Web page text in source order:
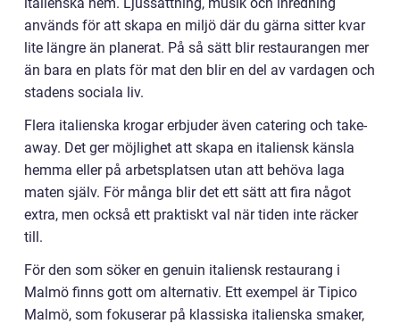
används för att skapa en miljö där du gärna sitter kvar
lite längre än planerat. På så sätt blir restaurangen mer
än bara en plats för mat den blir en del av vardagen och
stadens sociala liv.
Flera italienska krogar erbjuder även catering och take-
away. Det ger möjlighet att skapa en italiensk känsla
hemma eller på arbetsplatsen utan att behöva laga
maten själv. För många blir det ett sätt att fira något
extra, men också ett praktiskt val när tiden inte räcker
till.
För den som söker en genuin italiensk restaurang i
Malmö finns gott om alternativ. Ett exempel är Tipico
Malmö, som fokuserar på klassiska italienska smaker,